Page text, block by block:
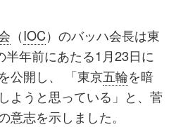
（IOC）のバッハ会長は東
半年前にあたる1月23日に
公開し、 「東京五輪を暗
ようと思っている」と、菅
意志を示しました。